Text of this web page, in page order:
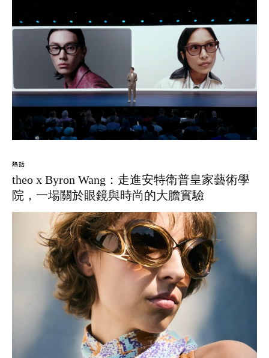
熱話
theo x Byron Wang：走進安特衛普皇家藝術學
院，一場關於眼鏡與時尚的大膽實驗